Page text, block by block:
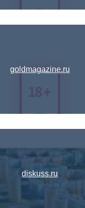
goldmagazine.ru
diskuss.ru